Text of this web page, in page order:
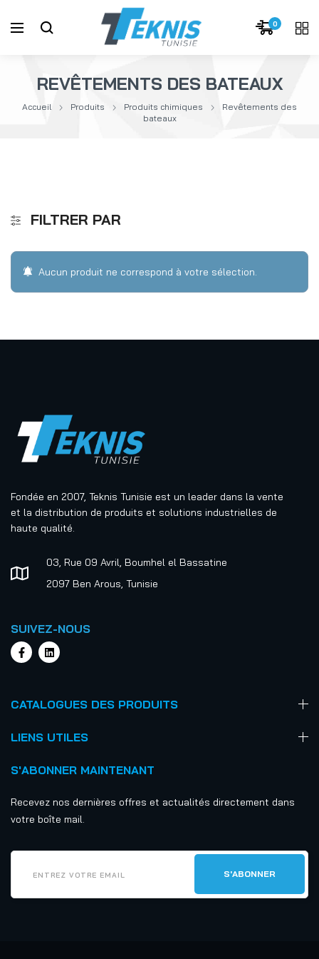
0
REVÊTEMENTS DES BATEAUX
Accueil Produits Produits chimiques
Revêtements des
bateaux
FILTRER PAR
Aucun produit ne correspond à votre sélection.
Fondée en 2007, Teknis Tunisie est un leader dans la vente
et la distribution de produits et solutions industrielles de
haute qualité.
03, Rue 09 Avril, Boumhel el Bassatine
2097 Ben Arous, Tunisie
SUIVEZ-NOUS
CATALOGUES DES PRODUITS
LIENS UTILES
S'ABONNER MAINTENANT
Recevez nos dernières offres et actualités directement dans
votre boîte mail.